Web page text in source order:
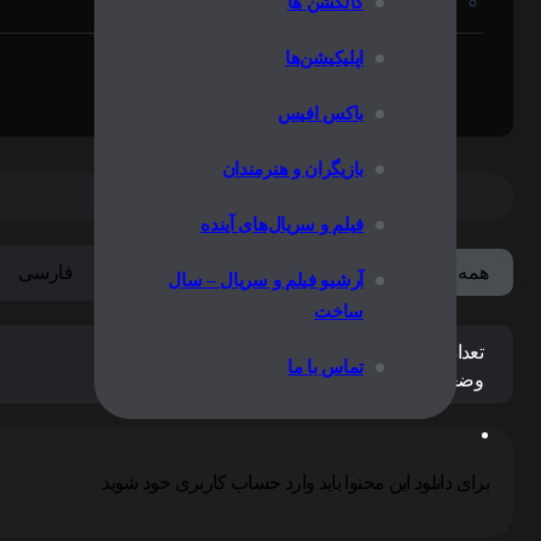
اپلیکیشن‌ها
باکس افیس
بازیگران و هنرمندان
فیلم و سریال‌های آینده
آرشیو فیلم و سریال – سال
ساخت
تماس با ما
1405/04/09
همه لینک ها فارسی
تعداد کل فصل ها:
وضعیت پخش:
پایان فصل دوم
برای دانلود این محتوا باید وارد حساب کاربری خود شوید